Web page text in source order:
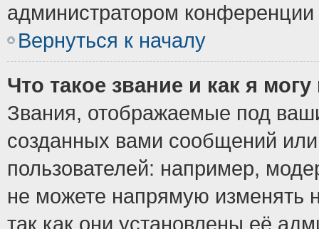
администратором
Вернуться к началу
Что такое звание и как я
Звания, отображаемые под
созданных вами сообщений
пользователей: например,
не можете напрямую изменять
так как они установлены её